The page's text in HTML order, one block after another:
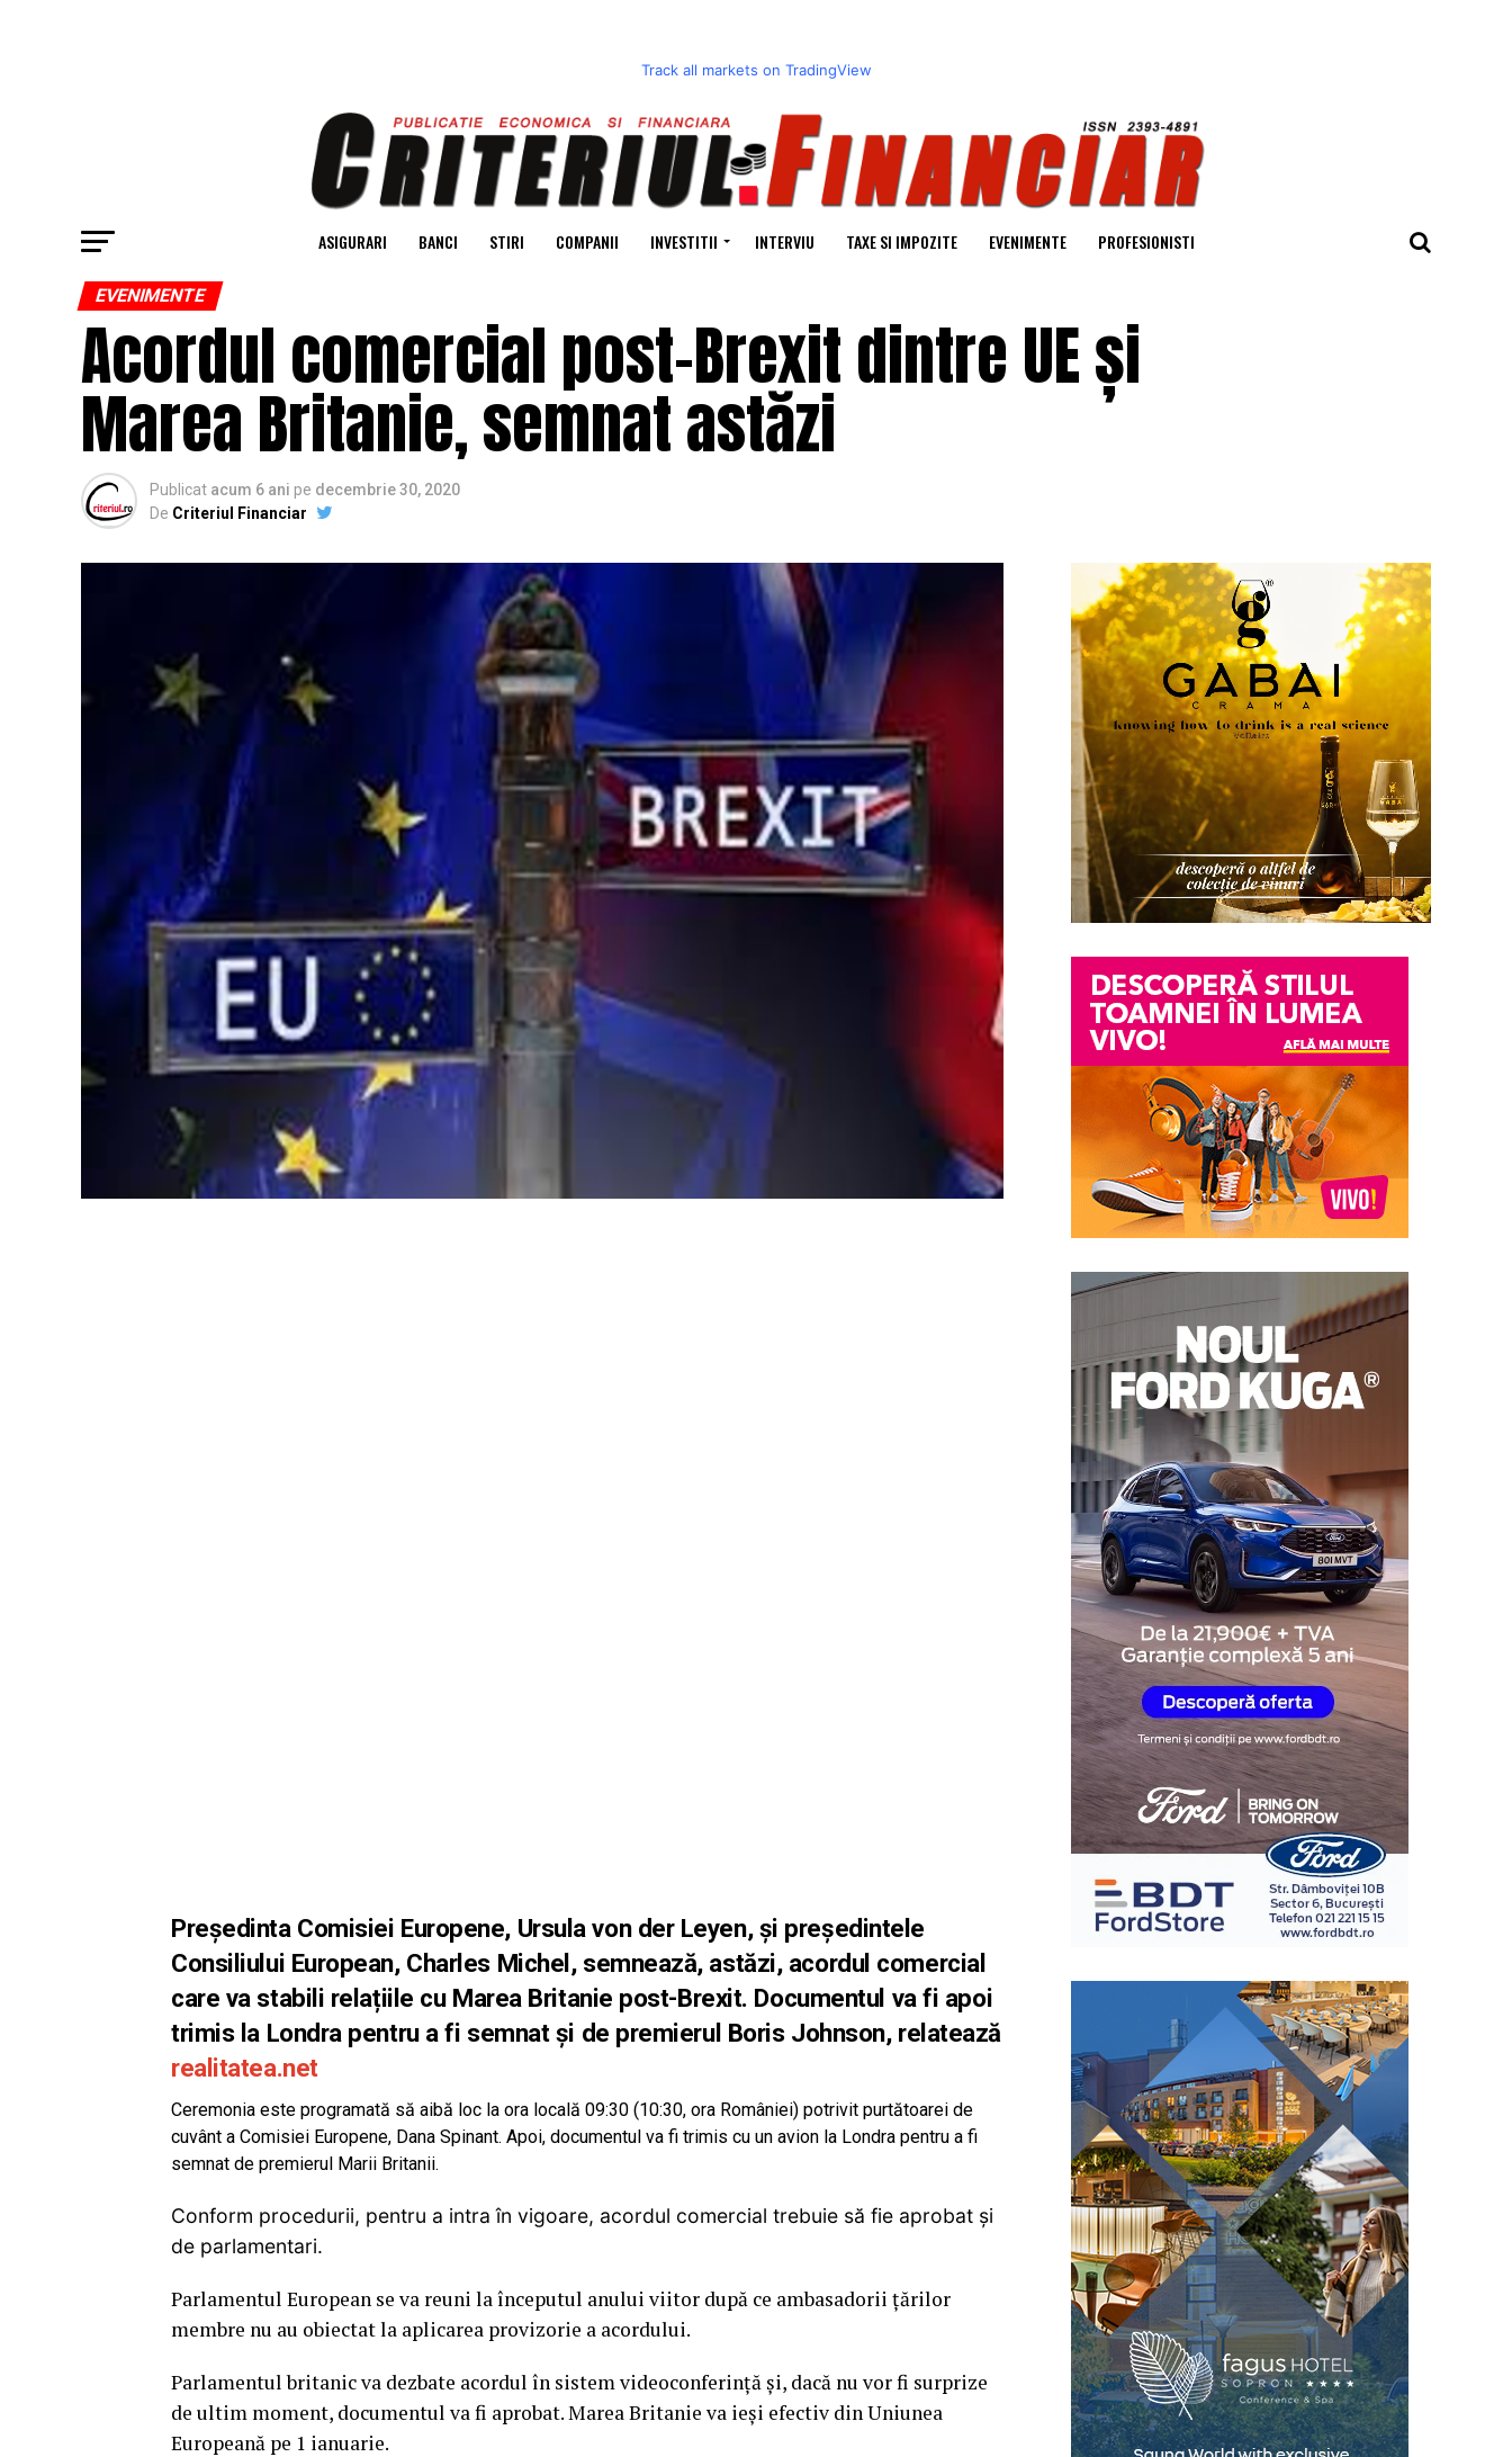
Track all markets on TradingView
ASIGURARI BANCI STIRI COMPANII INVESTITII INTERVIU TAXE SI IMPOZITE EVENIMENTE PROFESIONISTI
EVENIMENTE
Acordul comercial post-Brexit dintre UE și
Marea Britanie, semnat astăzi
Publicat acum 6 ani pe decembrie 30, 2020
De Criteriul Financiar
Preşedinta Comisiei Europene, Ursula von der Leyen, şi preşedintele
Consiliului European, Charles Michel, semnează, astăzi, acordul comercial
care va stabili relațiile cu Marea Britanie post-Brexit. Documentul va fi apoi
trimis la Londra pentru a fi semnat și de premierul Boris Johnson, relatează
realitatea.net
Ceremonia este programată să aibă loc la ora locală 09:30 (10:30, ora României) potrivit purtătoarei de
cuvânt a Comisiei Europene, Dana Spinant. Apoi, documentul va fi trimis cu un avion la Londra pentru a fi
semnat de premierul Marii Britanii.
Conform procedurii, pentru a intra în vigoare, acordul comercial trebuie să fie aprobat și
de parlamentari.
Parlamentul European se va reuni la începutul anului viitor după ce ambasadorii țărilor
membre nu au obiectat la aplicarea provizorie a acordului.
Parlamentul britanic va dezbate acordul în sistem videoconferință și, dacă nu vor fi surprize
de ultim moment, documentul va fi aprobat. Marea Britanie va ieși efectiv din Uniunea
Europeană pe 1 ianuarie.